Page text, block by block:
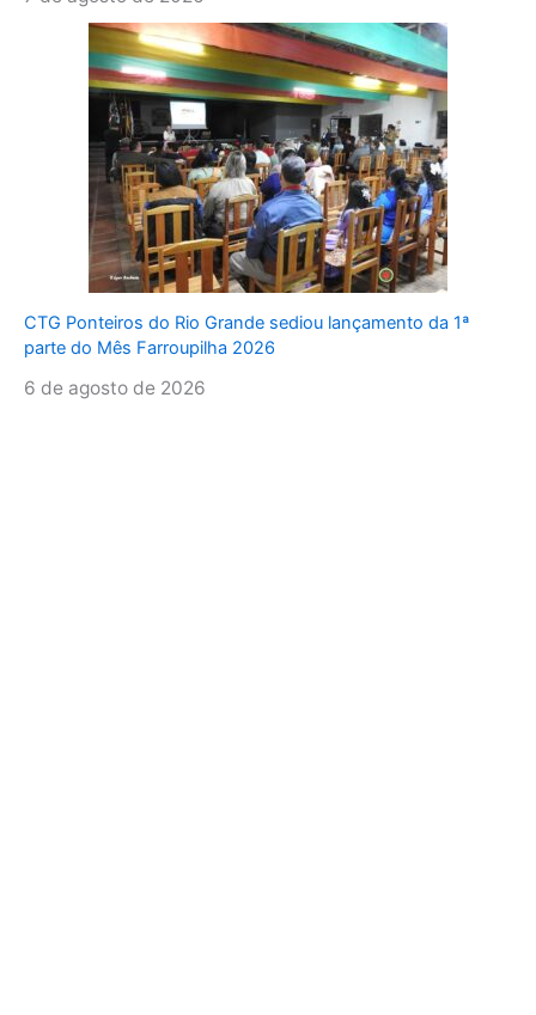
CTG Ponteiros do Rio Grande sediou lançamento da 1ª
parte do Mês Farroupilha 2026
6 de agosto de 2026